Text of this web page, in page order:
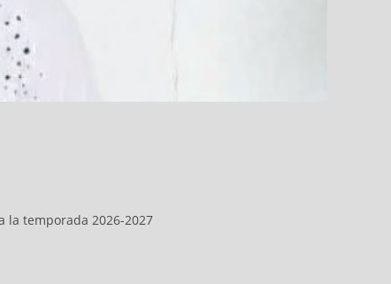
la temporada 2026-2027